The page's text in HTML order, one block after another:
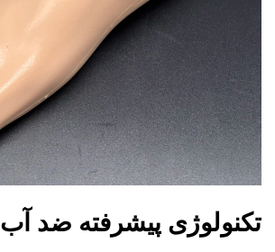
تکنولوژی پیشرفته ضد آب